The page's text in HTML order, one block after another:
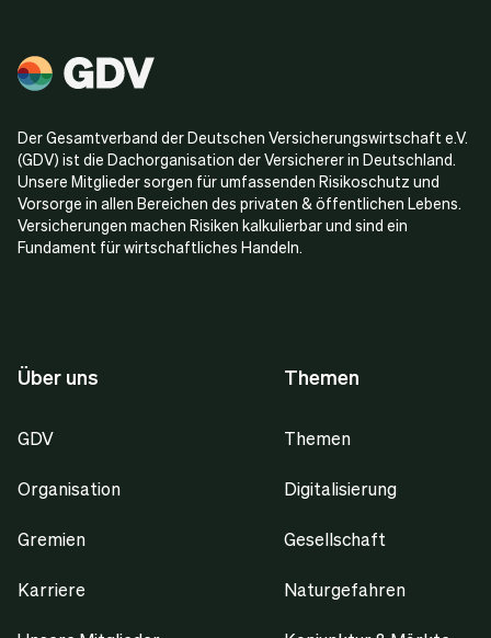
Der Gesamtverband der Deutschen Versicherungswirtschaft e.V.
(GDV) ist die Dachorganisation der Versicherer in Deutschland.
Unsere Mitglieder sorgen für umfassenden Risikoschutz und
Vorsorge in allen Bereichen des privaten & öffentlichen Lebens.
Versicherungen machen Risiken kalkulierbar und sind ein
Fundament für wirtschaftliches Handeln.
Über uns
GDV
Organisation
Gremien
Karriere
Themen
Themen
Digitalisierung
Gesellschaft
Naturgefahren